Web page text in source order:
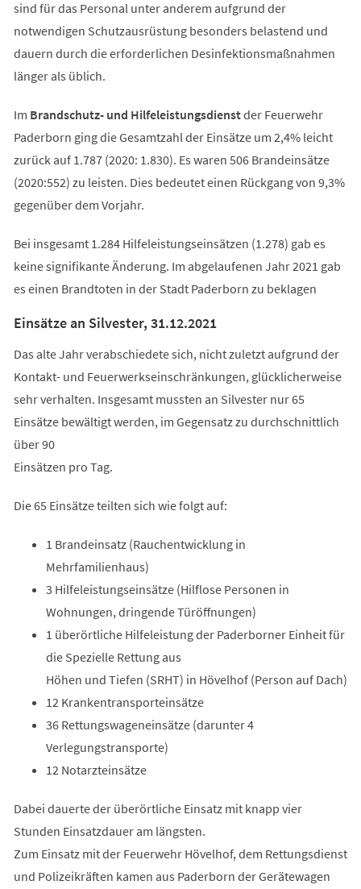
sind für das Personal unter anderem aufgrund der
notwendigen Schutzausrüstung besonders belastend und
dauern durch die erforderlichen Desinfektionsmaßnahmen
länger als üblich.
Im Brandschutz- und Hilfeleistungsdienstder Feuerwehr
Paderborn ging die Gesamtzahl der Einsätze um 2,4% leicht
zurück auf 1.787 (2020: 1.830). Es waren 506 Brandeinsätze
(2020:552) zu leisten. Dies bedeutet einen Rückgang von 9,3%
gegenüber dem Vorjahr.
Bei insgesamt 1.284 Hilfeleistungseinsätzen (1.278) gab es
keine signifikante Änderung. Im abgelaufenen Jahr 2021 gab
es einen Brandtoten in der Stadt Paderborn zu beklagen
Einsätze an Silvester, 31.12.2021
Das alte Jahr verabschiedete sich, nicht zuletzt aufgrund der
Kontakt- und Feuerwerkseinschränkungen, glücklicherweise
sehr verhalten. Insgesamt mussten an Silvester nur 65
Einsätze bewältigt werden, im Gegensatz zu durchschnittlich
über 90
Einsätzen pro Tag.
Die 65 Einsätze teilten sich wie folgt auf:
1 Brandeinsatz (Rauchentwicklung in
Mehrfamilienhaus)
3 Hilfeleistungseinsätze (Hilflose Personen in
Wohnungen, dringende Türöffnungen)
1 überörtliche Hilfeleistung der Paderborner Einheit für
die Spezielle Rettung aus
Höhen und Tiefen (SRHT) in Hövelhof (Person auf Dach)
12 Krankentransporteinsätze
36 Rettungswageneinsätze (darunter 4
Verlegungstransporte)
12 Notarzteinsätze
Dabei dauerte der überörtliche Einsatz mit knapp vier
Stunden Einsatzdauer am längsten.
Zum Einsatz mit der Feuerwehr Hövelhof, dem Rettungsdienst
und Polizeikräften kamen aus Paderborn der Gerätewagen